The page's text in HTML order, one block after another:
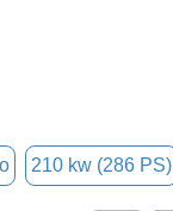
210 kw (286 PS)